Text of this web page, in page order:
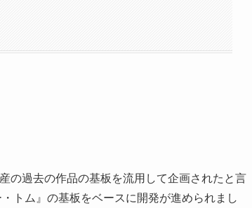
の過去の作品の基板を流用して企画されたと言
トム』の基板をベースに開発が進められまし